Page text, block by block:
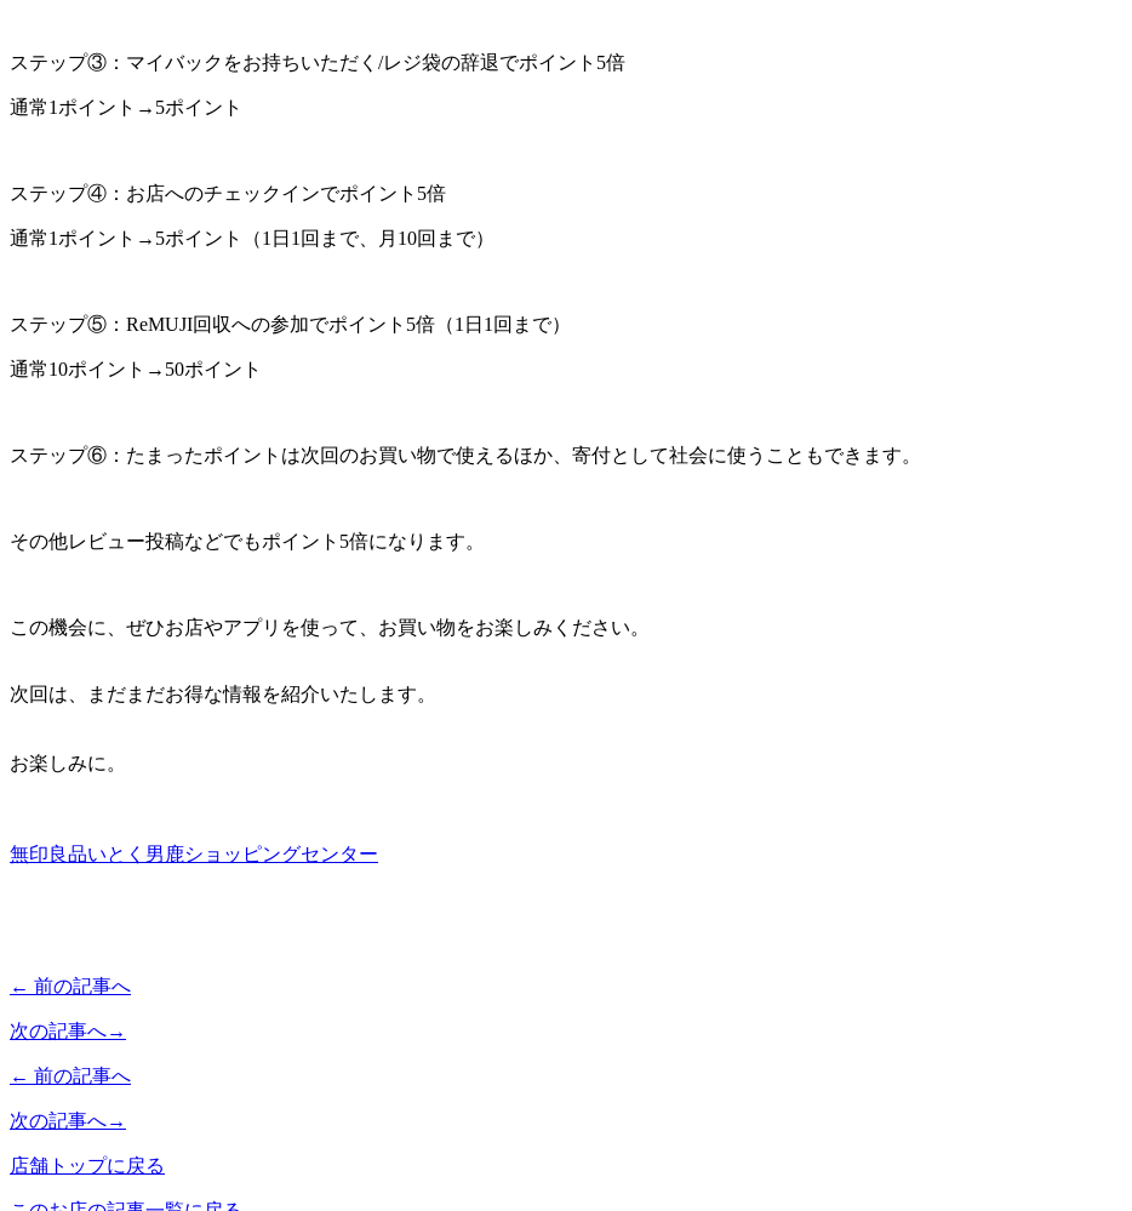
ステップ③：マイバックをお持ちいただく/レジ袋の辞退でポイント5倍
通常1ポイント→5ポイント
ステップ④：お店へのチェックインでポイント5倍
通常1ポイント→5ポイント（1日1回まで、月10回まで）
ステップ⑤：ReMUJI回収への参加でポイント5倍（1日1回まで）
通常10ポイント→50ポイント
ステップ⑥：たまったポイントは次回のお買い物で使えるほか、寄付として社会に使うこともできます。
その他レビュー投稿などでもポイント5倍になります。
この機会に、ぜひお店やアプリを使って、お買い物をお楽しみください。
次回は、まだまだお得な情報を紹介いたします。
お楽しみに。
無印良品いとく男鹿ショッピングセンター
← 前の記事へ
次の記事へ→
← 前の記事へ
次の記事へ→
店舗トップに戻る